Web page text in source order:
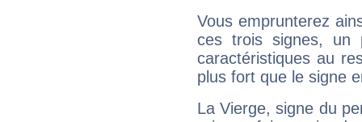
Vous emprunterez
ces trois signes, un
caractéristiques au
plus fort que le signe
La Vierge, signe du